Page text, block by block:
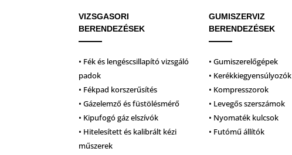
VIZSGASORI
BERENDEZÉSEK
• Fék és lengéscsillapító vizsgáló
padok
• Fékpad korszerűsítés
• Gázelemző és füstölésmérő
• Kipufogó gáz elszívók
• Hitelesített és kalibrált kézi
műszerek
GUMISZERVIZ
BERENDEZÉSEK
• Gumiszerelőgépek
• Kerékkiegyensúlyozók
• Kompresszorok
• Levegős szerszámok
• Nyomaték kulcsok
• Futómű állítók